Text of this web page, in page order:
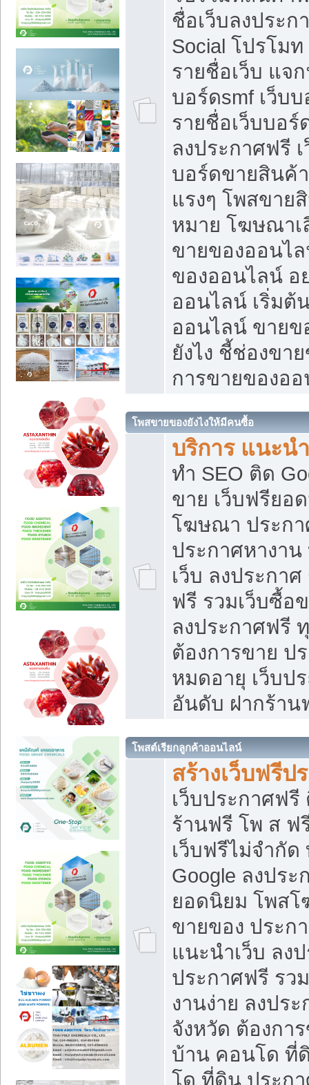
ชื่อเว็บลงประ
Social โปรโม
รายชื่อเว็บ แจ
บอร์ดsmf เว็บ
รายชื่อเว็บบอ
ลงประกาศฟรี
บอร์ดขายสินค้
แรงๆ โพสขาย
หมาย โฆษณาเ
ขายของออนไ
ของออนไลน์ อ
ออนไลน์ เริ่มต้
ออนไลน์ ขายข
ยังไง ชี้ช่องขา
การขายของอ
โพสขายของยังไงให้มีคนซื้อ
บริการ แนะน
ทำ SEO ติด
ขาย เว็บฟรียอ
โฆษณา ประกา
ประกาศหางา
เว็บ ลงประกา
ฟรี รวมเว็บซื้อ
ลงประกาศฟรี
ต้องการขาย ป
หมดอายุ เว็บป
อันดับ ฝากร้าน
โพสต์เรียกลูกค้าออนไลน์
สร้างเว็บฟรีป
เว็บประกาศฟ
ร้านฟรี โพ ส ฟ
เว็บฟรีไม่จำกัด
Google ลงประ
ยอดนิยม โพส
ขายของ ประก
แนะนำเว็บ ลง
ประกาศฟรี รว
งานง่าย ลงปร
จังหวัด ต้องกา
บ้าน คอนโด ที่
โด ที่ดิน ประก